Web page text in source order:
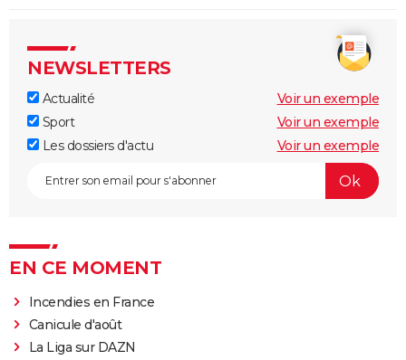
NEWSLETTERS
Actualité
Voir un exemple
Sport
Voir un exemple
Les dossiers d'actu
Voir un exemple
EN CE MOMENT
Incendies en France
Canicule d'août
La Liga sur DAZN